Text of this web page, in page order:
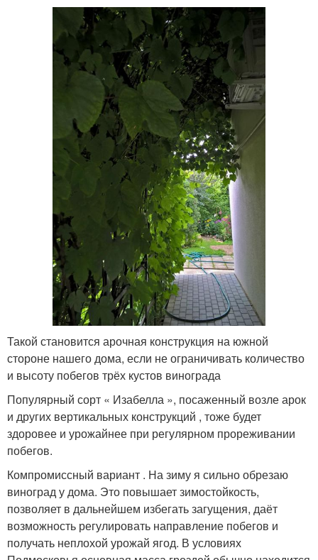
Такой становится арочная конструкция на южной
стороне нашего дома, если не ограничивать количество
и высоту побегов трёх кустов винограда
Популярный сорт « Изабелла », посаженный возле арок
и других вертикальных конструкций , тоже будет
здоровее и урожайнее при регулярном прореживании
побегов.
Компромиссный вариант . На зиму я сильно обрезаю
виноград у дома. Это повышает зимостойкость,
позволяет в дальнейшем избегать загущения, даёт
возможность регулировать направление побегов и
получать неплохой урожай ягод. В условиях